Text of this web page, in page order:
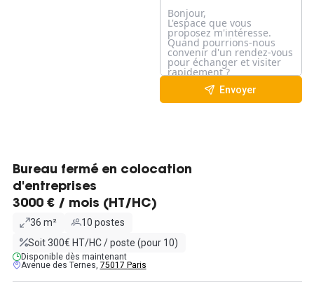
Envoyer
Bureau fermé en colocation
d'entreprises
3000 € / mois (HT/HC)
36 m²
10 postes
Soit 300€ HT/HC / poste (pour 10)
Disponible dès maintenant
Avenue des Ternes, 75017 Paris